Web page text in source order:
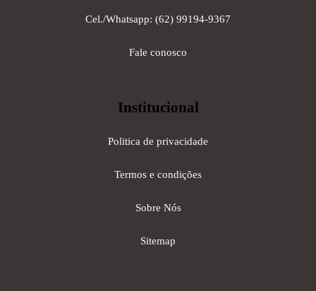
Cel./Whatsapp: (62) 99194-9367
Fale conosco
Institucional
Politica de privacidade
Termos e condições
Sobre Nós
Sitemap